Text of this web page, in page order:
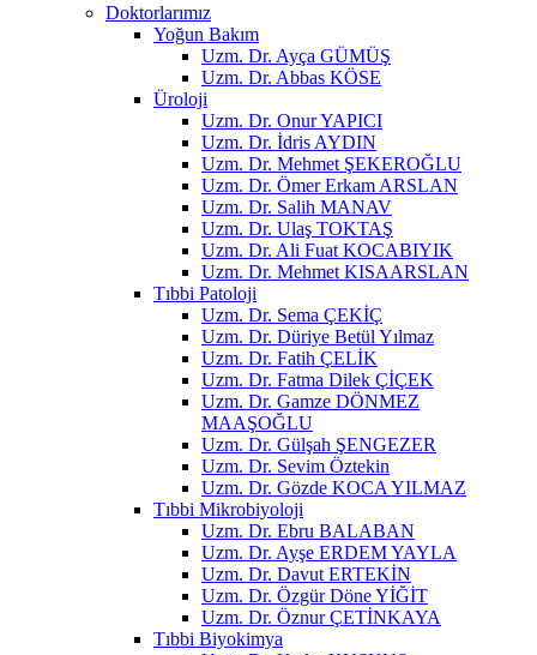
Doktorlarımız
Yoğun Bakım
Uzm. Dr. Ayça GÜMÜŞ
Uzm. Dr. Abbas KÖSE
Üroloji
Uzm. Dr. Onur YAPICI
Uzm. Dr. İdris AYDIN
Uzm. Dr. Mehmet ŞEKEROĞLU
Uzm. Dr. Ömer Erkam ARSLAN
Uzm. Dr. Salih MANAV
Uzm. Dr. Ulaş TOKTAŞ
Uzm. Dr. Ali Fuat KOCABIYIK
Uzm. Dr. Mehmet KISAARSLAN
Tıbbi Patoloji
Uzm. Dr. Sema ÇEKİÇ
Uzm. Dr. Düriye Betül Yılmaz
Uzm. Dr. Fatih ÇELİK
Uzm. Dr. Fatma Dilek ÇİÇEK
Uzm. Dr. Gamze DÖNMEZ
MAAŞOĞLU
Uzm. Dr. Gülşah ŞENGEZER
Uzm. Dr. Sevim Öztekin
Uzm. Dr. Gözde KOCA YILMAZ
Tıbbi Mikrobiyoloji
Uzm. Dr. Ebru BALABAN
Uzm. Dr. Ayşe ERDEM YAYLA
Uzm. Dr. Davut ERTEKİN
Uzm. Dr. Özgür Döne YİĞİT
Uzm. Dr. Öznur ÇETİNKAYA
Tıbbi Biyokimya